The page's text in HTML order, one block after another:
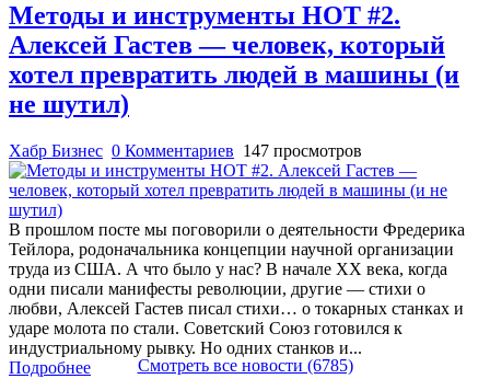
Методы и инструменты НОТ #2.
Алексей Гастев — человек, который
хотел превратить людей в машины (и
не шутил)
Хабр Бизнес 0 Комментариев 147 просмотров
В прошлом посте мы поговорили о деятельности Фредерика
Тейлора, родоначальника концепции научной организации
труда из США. А что было у нас? В начале XX века, когда
одни писали манифесты революции, другие — стихи о
любви, Алексей Гастев писал стихи… о токарных станках и
ударе молота по стали. Советский Союз готовился к
индустриальному рывку. Но одних станков и...
Подробнее
Смотреть все новости (6785)